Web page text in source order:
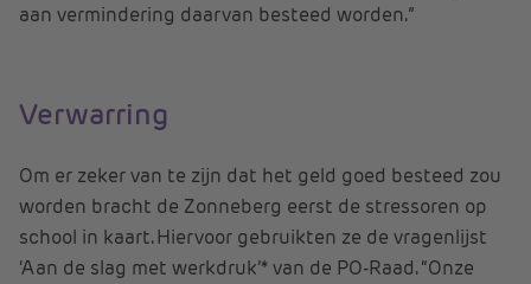
aan vermindering daarvan besteed worden.”
Verwarring
Om er zeker van te zijn dat het geld goed besteed zou
worden bracht de Zonneberg eerst de stressoren op
school in kaart. Hiervoor gebruikten ze de vragenlijst
‘Aan de slag met werkdruk’* van de PO-Raad. “Onze